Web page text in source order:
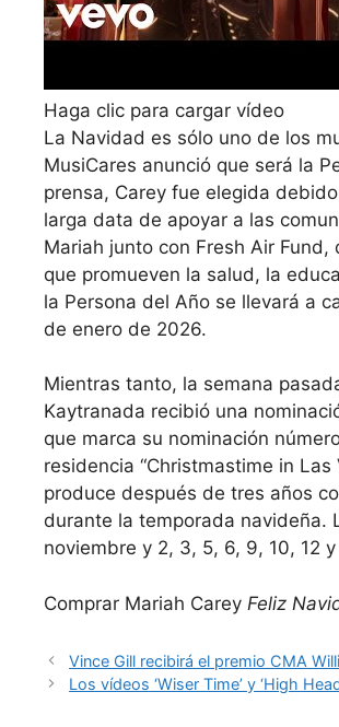
Haga clic para cargar vídeo
La Navidad es sólo uno de los
MusiCares anunció que será la
prensa, Carey fue elegida
larga data de apoyar a las
Mariah junto con Fresh Air
que promueven la salud, la
la Persona del Año se llevará a
de enero de 2026.
Mientras tanto, la semana
Kaytranada recibió una
que marca su nominación
residencia “Christmastime in
produce después de tres años
durante la temporada navideña.
noviembre y 2, 3, 5, 6, 9, 10, 12
Comprar Mariah Carey Feliz
Vince Gill recibirá el premio CMA
Los vídeos ‘Wiser Time’ y ‘High